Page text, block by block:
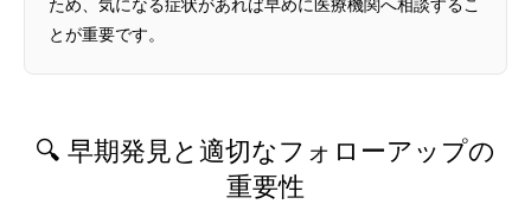
ため、気になる症状があれば早めに医療機関へ相談するこ
とが重要です。
🔍 早期発見と適切なフォローアップの
重要性